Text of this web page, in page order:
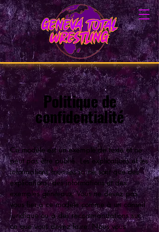
Politique de
confidentialité
Ce modèle est un exemple de texte et ne
peut pas être publié. Les explications et les
informations fournies ici ne sont que des
explications, des informations et des
exemples généraux. Vous ne devez pas
vous fier à ce modèle comme à un conseil
juridique ou à des recommandations sur
ce que vous devez faire. Nous vous